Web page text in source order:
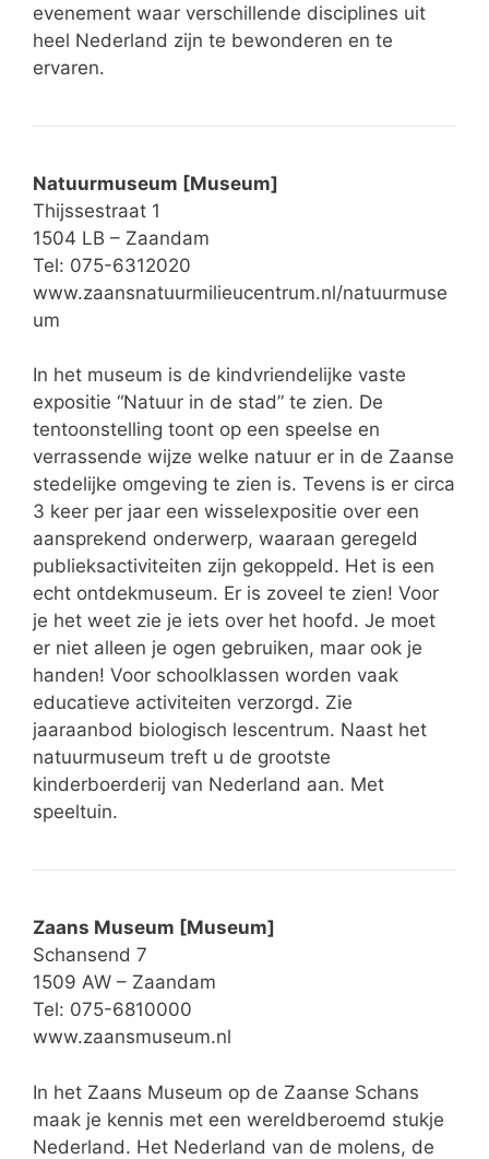
evenement waar verschillende disciplines uit
heel Nederland zijn te bewonderen en te
ervaren.
Natuurmuseum [Museum]
Thijssestraat 1
1504 LB – Zaandam
Tel: 075-6312020
www.zaansnatuurmilieucentrum.nl/natuurmuse
um
In het museum is de kindvriendelijke vaste
expositie “Natuur in de stad” te zien. De
tentoonstelling toont op een speelse en
verrassende wijze welke natuur er in de Zaanse
stedelijke omgeving te zien is. Tevens is er circa
3 keer per jaar een wisselexpositie over een
aansprekend onderwerp, waaraan geregeld
publieksactiviteiten zijn gekoppeld. Het is een
echt ontdekmuseum. Er is zoveel te zien! Voor
je het weet zie je iets over het hoofd. Je moet
er niet alleen je ogen gebruiken, maar ook je
handen! Voor schoolklassen worden vaak
educatieve activiteiten verzorgd. Zie
jaaraanbod biologisch lescentrum. Naast het
natuurmuseum treft u de grootste
kinderboerderij van Nederland aan. Met
speeltuin.
Zaans Museum [Museum]
Schansend 7
1509 AW – Zaandam
Tel: 075-6810000
www.zaansmuseum.nl
In het Zaans Museum op de Zaanse Schans
maak je kennis met een wereldberoemd stukje
Nederland. Het Nederland van de molens, de